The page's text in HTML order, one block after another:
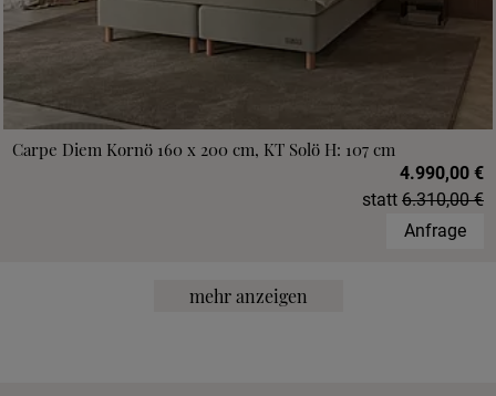
Carpe Diem Kornö 160 x 200 cm, KT Solö H: 107 cm
4.990,00 €
statt 6.310,00 €
Anfrage
mehr anzeigen